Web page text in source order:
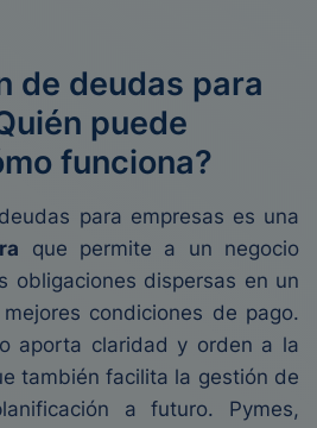
de deudas para
puede
funciona?
para empresas es una
que permite a un negocio
obligaciones dispersas en un
condiciones de pago.
aporta claridad y orden a la
también facilita la gestión de
a futuro. Pymes,